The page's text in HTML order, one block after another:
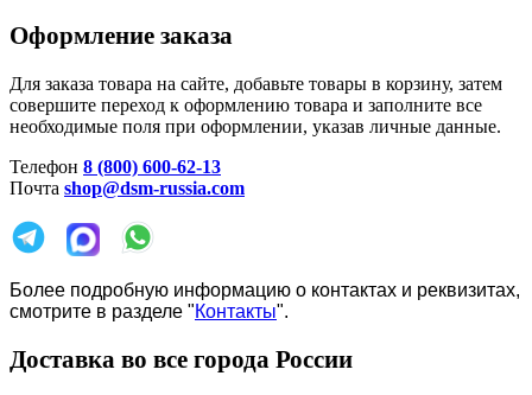
Оформление заказа
Для заказа товара на сайте, добавьте товары в корзину, затем
совершите переход к оформлению товара и заполните все
необходимые поля при оформлении, указав личные данные.
Телефон 8 (800) 600-62-13
Почта shop@dsm-russia.com
Более подробную информацию о контактах и реквизитах,
смотрите в разделе "Контакты".
Доставка во все города России